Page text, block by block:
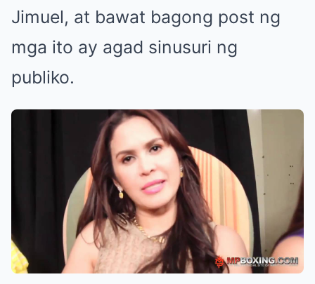
Jimuel, at bawat bagong post ng
mga ito ay agad sinusuri ng
publiko.